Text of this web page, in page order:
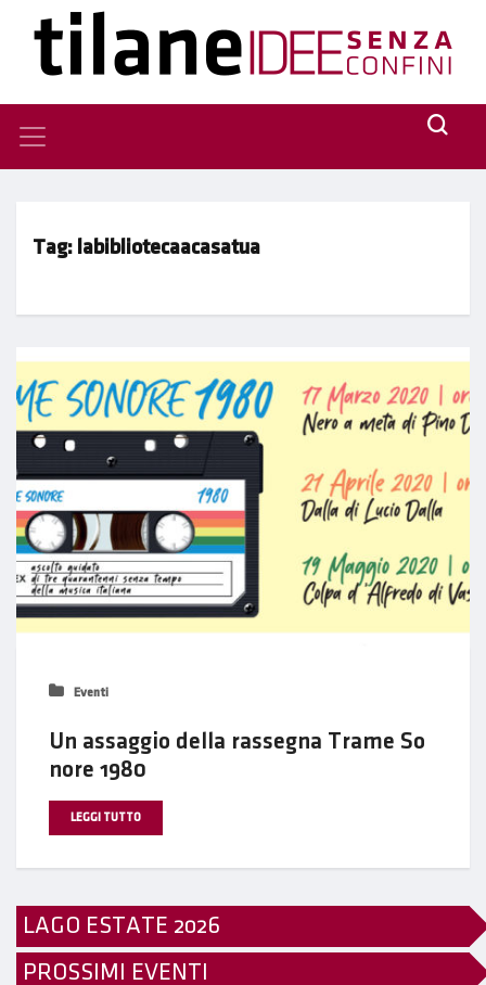
Tag: labibliotecaacasatua
Eventi
Un assaggio della rassegna Trame So
nore 1980
LEGGI TUTTO
LAGO ESTATE 2026
PROSSIMI EVENTI